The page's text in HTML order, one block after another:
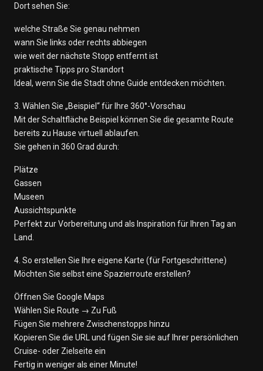
Dort sehen Sie:
welche Straße Sie genau nehmen
wann Sie links oder rechts abbiegen
wie weit der nächste Stopp entfernt ist
praktische Tipps pro Standort
Ideal, wenn Sie die Stadt ohne Guide entdecken möchten.
3. Wählen Sie „Beispiel“ für Ihre 360°-Vorschau
Mit der Schaltfläche Beispiel können Sie die gesamte Route
bereits zu Hause virtuell ablaufen.
Sie gehen in 360 Grad durch:
Plätze
Gassen
Museen
Aussichtspunkte
Perfekt zur Vorbereitung und als Inspiration für Ihren Tag an
Land.
4. So erstellen Sie Ihre eigene Karte (für Fortgeschrittene)
Möchten Sie selbst eine Spazierroute erstellen?
Öffnen Sie Google Maps
Wählen Sie Route → Zu Fuß
Fügen Sie mehrere Zwischenstopps hinzu
Kopieren Sie die URL und fügen Sie sie auf Ihrer persönlichen
Cruise- oder Zielseite ein
Fertig in weniger als einer Minute!